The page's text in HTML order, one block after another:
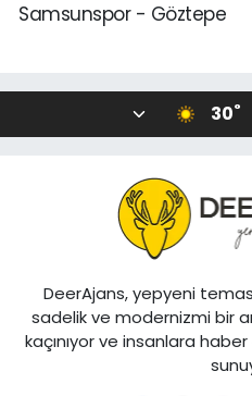
Samsunspor - Göztepe
30°
DeerAjans, yepyeni
sadelik ve modernizmi bir
kaçınıyor ve insanlara